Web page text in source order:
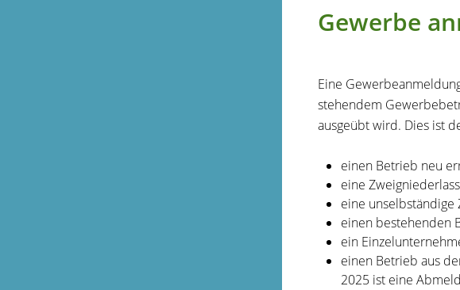
Gewerbe
Eine
stehendem
ausgeübt wird. Dies ist
einen Betrieb neu
eine
eine
einen bestehenden
ein
einen Betrieb aus
2025 ist eine